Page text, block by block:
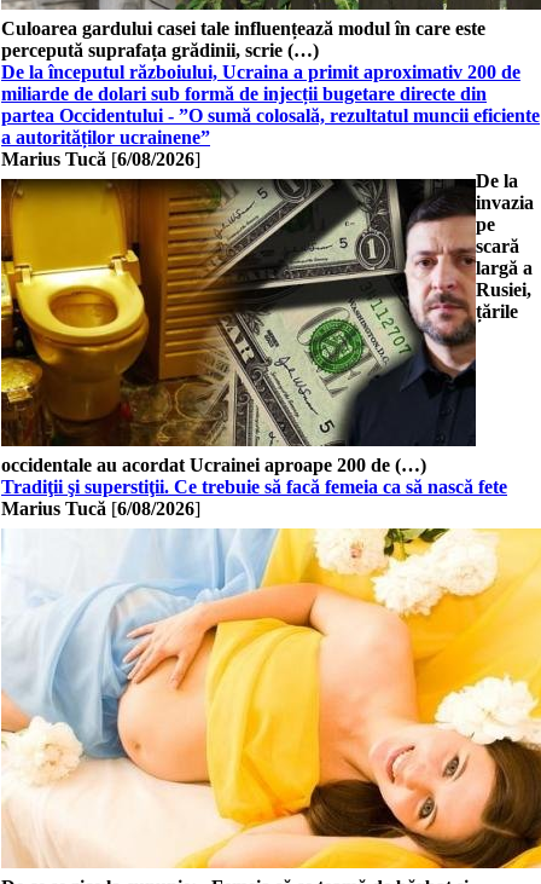
Culoarea gardului casei tale influențează modul în care este
percepută suprafața grădinii, scrie (…)
De la începutul războiului, Ucraina a primit aproximativ 200 de
miliarde de dolari sub formă de injecții bugetare directe din
partea Occidentului - ”O sumă colosală, rezultatul muncii eficiente
a autorităților ucrainene”
Marius Tucă [6/08/2026]
De la
invazia
pe
scară
largă a
Rusiei,
țările
occidentale au acordat Ucrainei aproape 200 de (…)
Tradiţii şi superstiţii. Ce trebuie să facă femeia ca să nască fete
Marius Tucă [6/08/2026]